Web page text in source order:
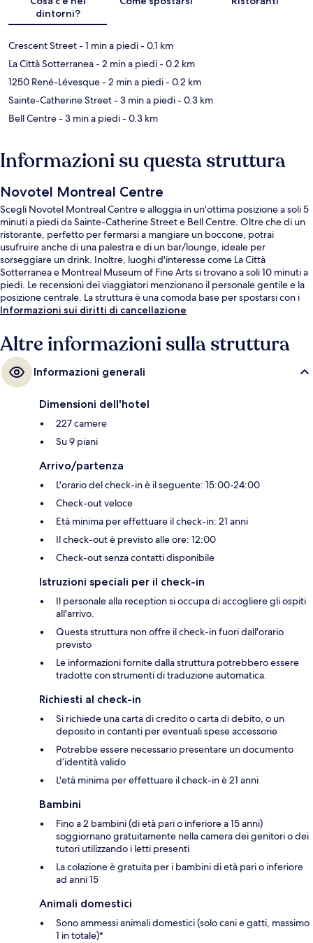
dintorni?
Crescent Street- 1 min a piedi- 0.1 km
La Città Sotterranea- 2 min a piedi- 0.2 km
1250 René-Lévesque- 2 min a piedi- 0.2 km
Sainte-Catherine Street- 3 min a piedi- 0.3 km
Bell Centre- 3 min a piedi- 0.3 km
Informazioni su questa struttura
Novotel Montreal Centre
Scegli Novotel Montreal Centre e alloggia in un'ottima posizione a soli 5
minuti a piedi da Sainte-Catherine Street e Bell Centre. Oltre che di un
ristorante, perfetto per fermarsi a mangiare un boccone, potrai
usufruire anche di una palestra e di un bar/lounge, ideale per
sorseggiare un drink. Inoltre, luoghi d'interesse come La Città
Sotterranea e Montreal Museum of Fine Arts si trovano a soli 10 minuti a
piedi. Le recensioni dei viaggiatori menzionano il personale gentile e la
posizione centrale. La struttura è una comoda base per spostarsi con i
mezzi pubblici: Stazione di Bonaventure si trova a 9 min a piedi e
Informazioni sui diritti di cancellazione
Altre informazioni sulla struttura
Informazioni generali
Dimensioni dell'hotel
227 camere
Su 9 piani
Arrivo/partenza
L'orario del check-in è il seguente: 15:00-24:00
Check-out veloce
Età minima per effettuare il check-in: 21 anni
Il check-out è previsto alle ore: 12:00
Check-out senza contatti disponibile
Istruzioni speciali per il check-in
Il personale alla reception si occupa di accogliere gli ospiti
all'arrivo.
Questa struttura non offre il check-in fuori dall'orario
previsto
Le informazioni fornite dalla struttura potrebbero essere
tradotte con strumenti di traduzione automatica.
Richiesti al check-in
Si richiede una carta di credito o carta di debito, o un
deposito in contanti per eventuali spese accessorie
Potrebbe essere necessario presentare un documento
d’identità valido
L'età minima per effettuare il check-in è 21 anni
Bambini
Fino a 2 bambini (di età pari o inferiore a 15 anni)
soggiornano gratuitamente nella camera dei genitori o dei
tutori utilizzando i letti presenti
La colazione è gratuita per i bambini di età pari o inferiore
ad anni 15
Animali domestici
Sono ammessi animali domestici (solo cani e gatti, massimo
1 in totale)*